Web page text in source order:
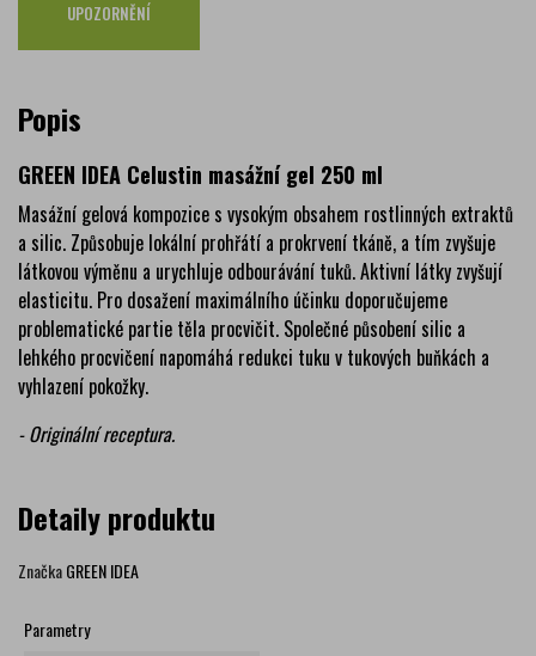
UPOZORNĚNÍ
Popis
GREEN IDEA Celustin masážní gel 250 ml
Masážní gelová kompozice s vysokým obsahem rostlinných extraktů
a silic. Způsobuje lokální prohřátí a prokrvení tkáně, a tím zvyšuje
látkovou výměnu a urychluje odbourávání tuků. Aktivní látky zvyšují
elasticitu. Pro dosažení maximálního účinku doporučujeme
problematické partie těla procvičit. Společné působení silic a
lehkého procvičení napomáhá redukci tuku v tukových buňkách a
vyhlazení pokožky.
- Originální receptura.
Detaily produktu
ZnačkaGREEN IDEA
Parametry